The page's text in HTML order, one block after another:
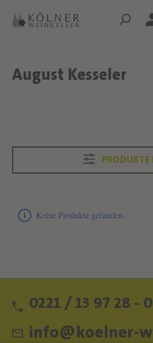
Zum Hauptinhalt springen
Zum Hauptinhalt springen
Text überspringen
August Kesseler
Text überspringen
PRODUKTE
Keine Produkte gefunden.
0221 / 13 97 28 - 0
info@koelner-